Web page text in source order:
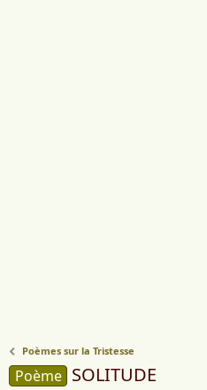
Poèmes sur la Tristesse
Poème SOLITUDE